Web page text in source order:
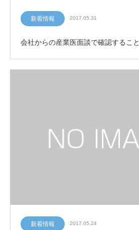
新着情報 2017.05.31
会社からの産業医面談で確認すること
新着情報 2017.05.24